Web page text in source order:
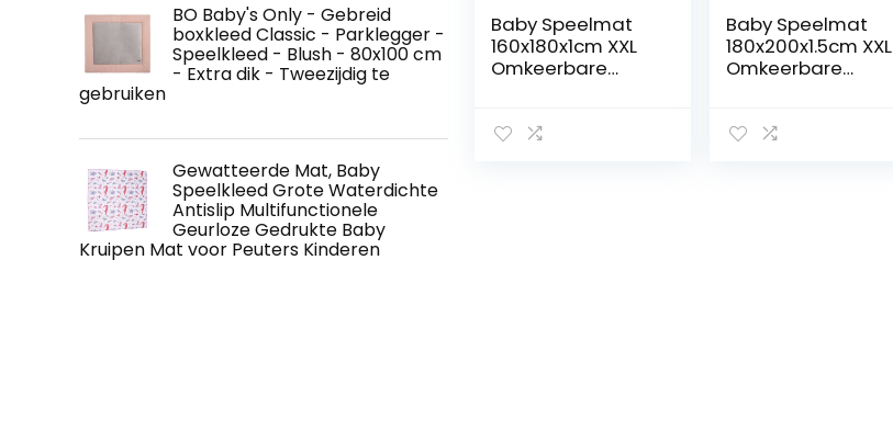
BO Baby's Only - Gebreid
boxkleed Classic - Parklegger -
Speelkleed - Blush - 80x100 cm
- Extra dik - Tweezijdig te
gebruiken
Gewatteerde Mat, Baby
Speelkleed Grote Waterdichte
Antislip Multifunctionele
Geurloze Gedrukte Baby
Kruipen Mat voor Peuters Kinderen
Baby Speelmat
160x180x1cm XXL
Omkeerbare
– Zintuiglijke
Baby Speelmat
180x200x1.5cm XXL
Omkeerbare
– Zintuiglijke